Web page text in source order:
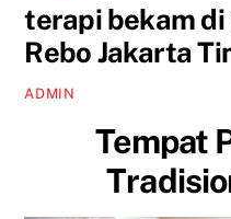
terapi bekam di
Rebo Jakarta
ADMIN
Tempat